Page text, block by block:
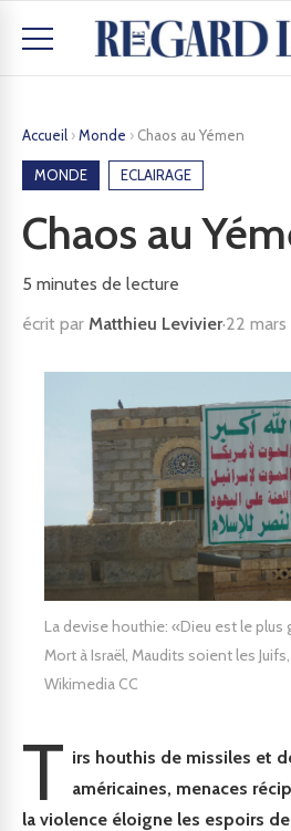
Accueil ›Monde › Chaos au Yémen
MONDE ECLAIRAGE
Chaos au
5 minutes de lecture
écrit par Matthieu Levivier·22
La devise houthie: «Dieu est le plus
Mort à Israël, Maudits soient les
Wikimedia CC
T irs houthis de missiles et
américaines, menaces
la violence éloigne les espoirs